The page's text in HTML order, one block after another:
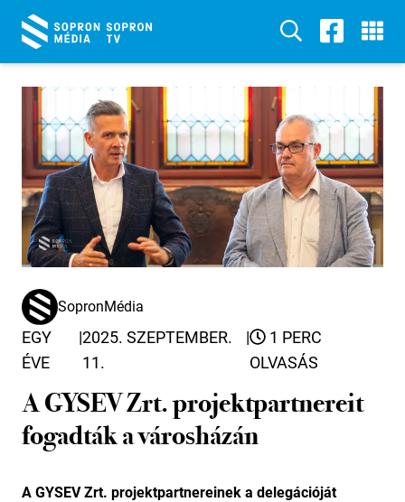
SopronMédia
EGY
ÉVE
|2025. SZEPTEMBER.
11.
|
1 PERC
OLVASÁS
A GYSEV Zrt. projektpartnereit
fogadták a városházán
A GYSEV Zrt. projektpartnereinek a delegációját